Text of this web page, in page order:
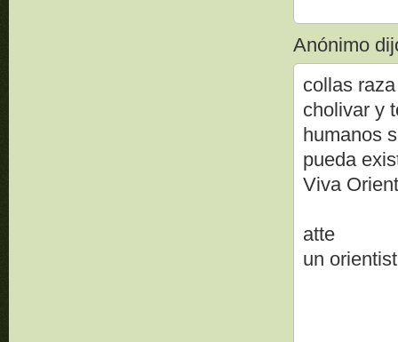
Anónimo
collas
cholivar y
humanos
pueda
Viva
atte
un